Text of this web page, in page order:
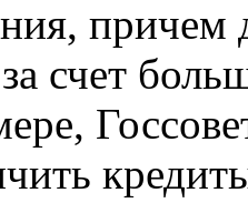
причем
счет